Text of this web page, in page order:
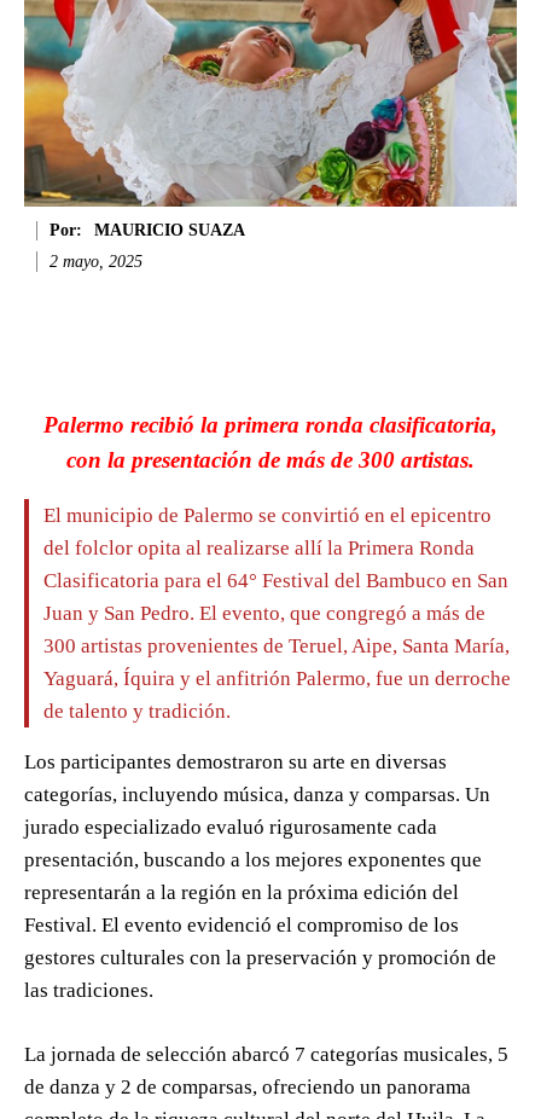
Por:
MAURICIO SUAZA
2 mayo, 2025
Palermo recibió la primera ronda clasificatoria,
con la presentación de más de 300 artistas.
El municipio de Palermo se convirtió en el epicentro
del folclor opita al realizarse allí la Primera Ronda
Clasificatoria para el 64° Festival del Bambuco en San
Juan y San Pedro. El evento, que congregó a más de
300 artistas provenientes de Teruel, Aipe, Santa María,
Yaguará, Íquira y el anfitrión Palermo, fue un derroche
de talento y tradición.
Los participantes demostraron su arte en diversas
categorías, incluyendo música, danza y comparsas. Un
jurado especializado evaluó rigurosamente cada
presentación, buscando a los mejores exponentes que
representarán a la región en la próxima edición del
Festival. El evento evidenció el compromiso de los
gestores culturales con la preservación y promoción de
las tradiciones.
La jornada de selección abarcó 7 categorías musicales, 5
de danza y 2 de comparsas, ofreciendo un panorama